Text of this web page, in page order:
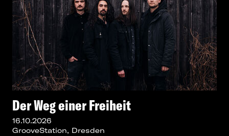
Der Weg einer Freiheit
16.10.2026
GrooveStation, Dresden